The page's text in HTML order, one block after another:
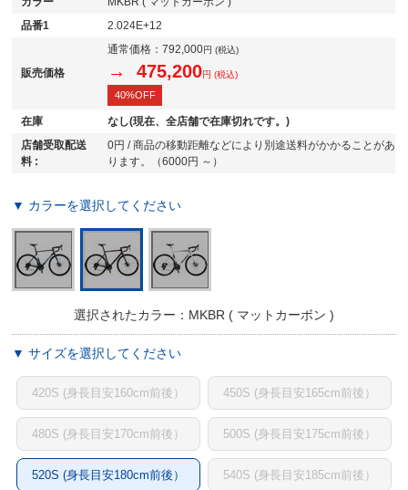
品番1
2.024E+12
販売価格
通常価格：792,000円 (税込)
→ 475,200円 (税込)
40%OFF
在庫
なし(現在、全店舗で在庫切れです。)
店舗受取配送
料 :
0円 / 商品の移動距離などにより別途送料がかかることがあ
ります。（6000円 ～）
▼ カラーを選択してください
選択されたカラー：MKBR ( マットカーボン )
▼ サイズを選択してください
420S (身長目安160cm前後） 450S (身長目安165cm前後）
480S (身長目安170cm前後） 500S (身長目安175cm前後）
520S (身長目安180cm前後） 540S (身長目安185cm前後）